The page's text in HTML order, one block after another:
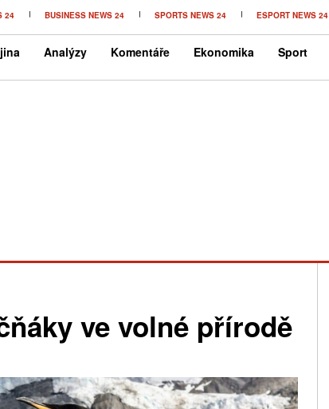
24 BUSINESS NEWS 24 SPORTS NEWS 24 ESPORT NEWS 24
Analýzy Komentáře Ekonomika Sport
ve volné přírodě